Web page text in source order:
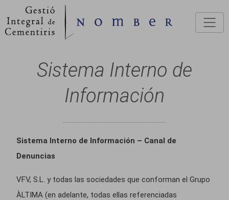
Sistema Interno de
Información
Sistema Interno de Información – Canal de
Denuncias
VFV, S.L. y todas las sociedades que conforman el Grupo
ÀLTIMA (en adelante, todas ellas referenciadas